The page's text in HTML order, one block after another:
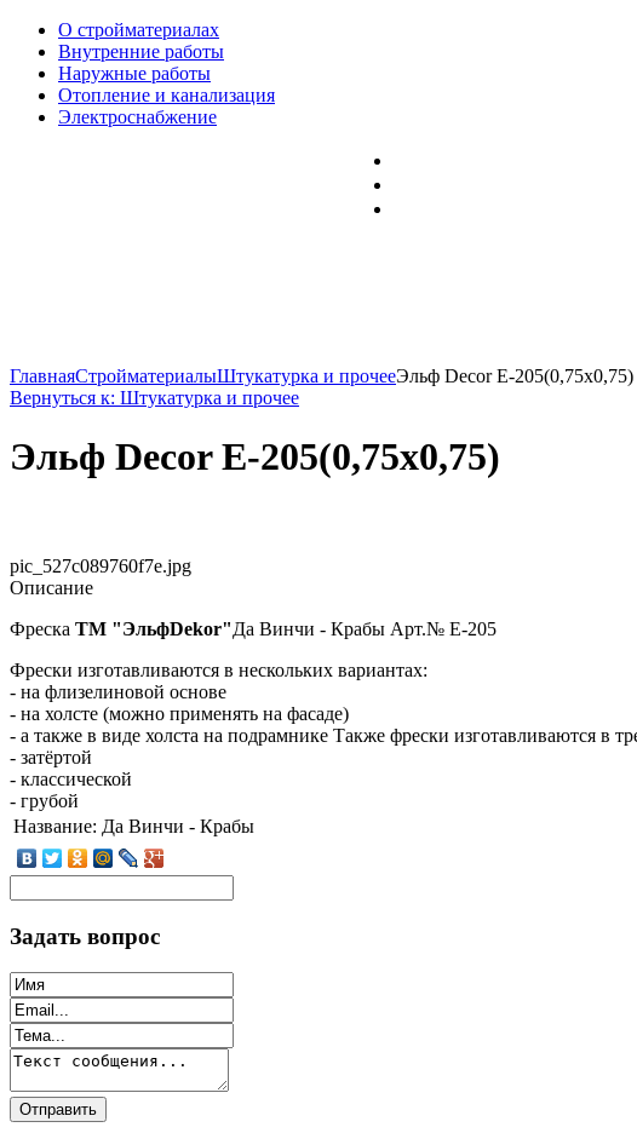
О стройматериалах
Внутренние работы
Наружные работы
Отопление и канализация
Электроснабжение
ГлавнаяСтройматериалыШтукатурка и прочееЭльф Decor E-205(0,75x0,75)
Вернуться к: Штукатурка и прочее
Эльф Decor E-205(0,75x0,75)
pic_527c089760f7e.jpg
Описание
Фреска ТМ "ЭльфDekor"Да Винчи - Крабы Арт.№ E-205
Фрески изготавливаются в нескольких вариантах:
- на флизелиновой основе
- на холсте (можно применять на фасаде)
- а также в виде холста на подрамнике Также фрески изготавливаются в
- затёртой
- классической
- грубой
Название: Да Винчи - Крабы
Задать вопрос